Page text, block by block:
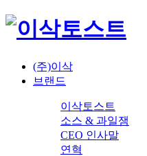
(주)이삭
브랜드
이삭토스트
소스 & 과일잼
CEO 인사말
연혁